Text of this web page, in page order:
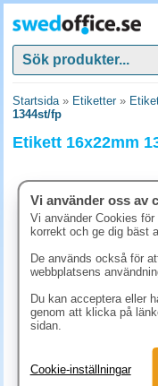
Startsida» Etiketter»
1344st/fp
Etikett 16x22mm
Vi använder oss av
Vi använder Cookies
korrekt och ge dig bäst
De används också för
webbplatsens
Du kan acceptera eller
genom att klicka på
sidan.
Cookie-inställningar